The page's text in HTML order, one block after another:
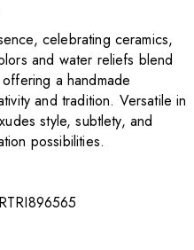
celebrating ceramics,
and water reliefs blend
a handmade
and tradition. Versatile in
style, subtlety, and
possibilities.